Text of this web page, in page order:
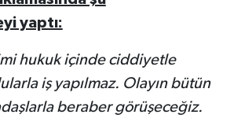
yaptı:
hukuk içinde ciddiyetle
iş yapılmaz. Olayın bütün
beraber görüşeceğiz.